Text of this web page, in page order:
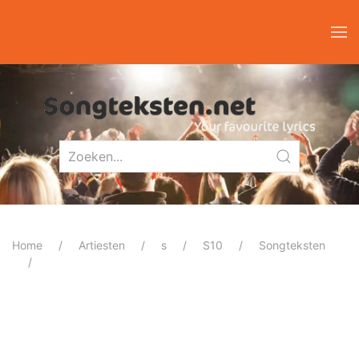
Home Artiesten s S10 Songteksten